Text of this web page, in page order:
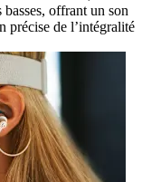
offrant un son
précise de l’intégralité